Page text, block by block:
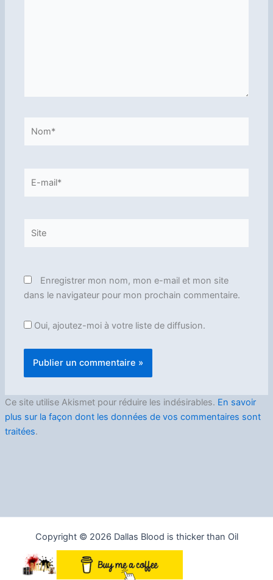
mail*
Enregistrer mon nom, mon e-mail et mon site
dans le navigateur pour mon prochain commentaire.
Oui, ajoutez-moi à votre liste de diffusion.
Ce site utilise Akismet pour réduire les indésirables. En savoir
plus sur la façon dont les données de vos commentaires sont
traitées.
Copyright © 2026 Dallas Blood is thicker than Oil